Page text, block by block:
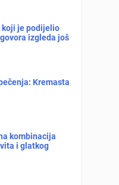
koji je podijelio
izgleda još
Kremasta
kombinacija
i glatkog